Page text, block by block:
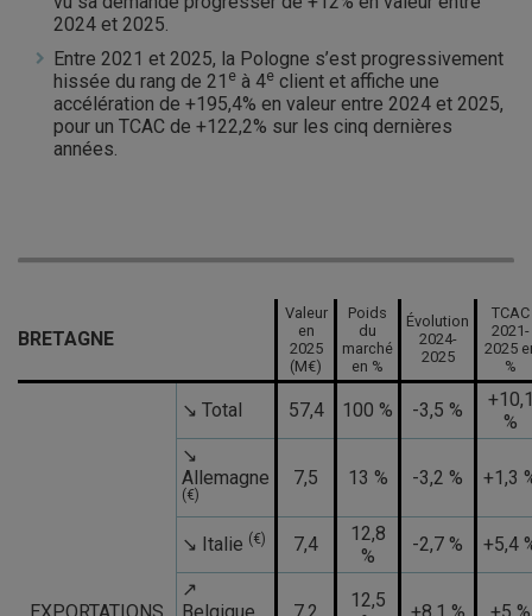
2024 et 2025.
Entre 2021 et 2025, la Pologne s’est progressivement
hissée du rang de 21 e à 4e client et affiche une
accélération de +195,4% en valeur entre 2024 et 2025,
pour un TCAC de +122,2% sur les cinq dernières
années.
BRETAGNE
Valeur
en
2025
(M€)
Poids
du
marché
en %
Évolution
2024-
2025
TCAC
2021-
2025
%
↘ Total 57,4 100 % -3,5 %
%
↘
Allemagne
(€)
7,5 13 % -3,2 % +1,3
↘ Italie (€) 7,4
12,8
%
-2,7 %
+5,4
↗
12,5